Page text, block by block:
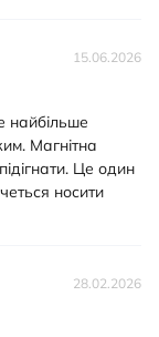
15.06.2026
найбільше
Магнітна
Це один
носити
28.02.2026